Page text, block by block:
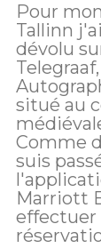
Pour
Tallinn
dévolu
situé au
médiévale.
Comme
suis
Marriott
effectuer